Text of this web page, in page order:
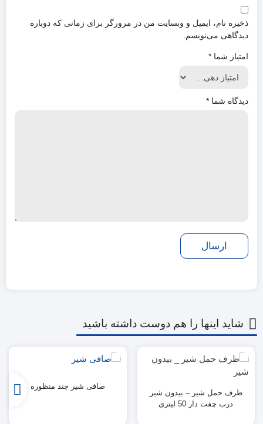
ذخیره نام، ایمیل و وبسایت من در مرورگر برای زمانی که دوباره
دیدگاهی می‌نویسم.
امتیاز شما *
دیدگاه شما *
شاید اینها را هم دوست داشته باشید
ظرف حمل شیر – بیدون شیر
درب چفت دار 50 لیتری
صافی شیر چند منظوره